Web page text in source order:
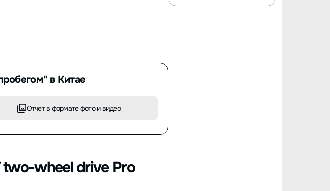
в Китае
Отчет в формате фото и видео
two-wheel drive Pro